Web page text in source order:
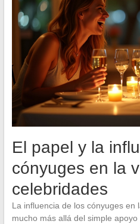
El papel y la
cónyuges en la
celebridades
La influencia de los cónyuges en
mucho más allá del simple